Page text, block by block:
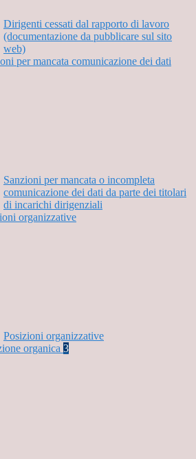
Dirigenti cessati dal rapporto di lavoro
(documentazione da pubblicare sul sito
web)
per mancata comunicazione dei dati
Sanzioni per mancata o incompleta
comunicazione dei dati da parte dei titolari
di incarichi dirigenziali
organizzative
Posizioni organizzative
organica 3